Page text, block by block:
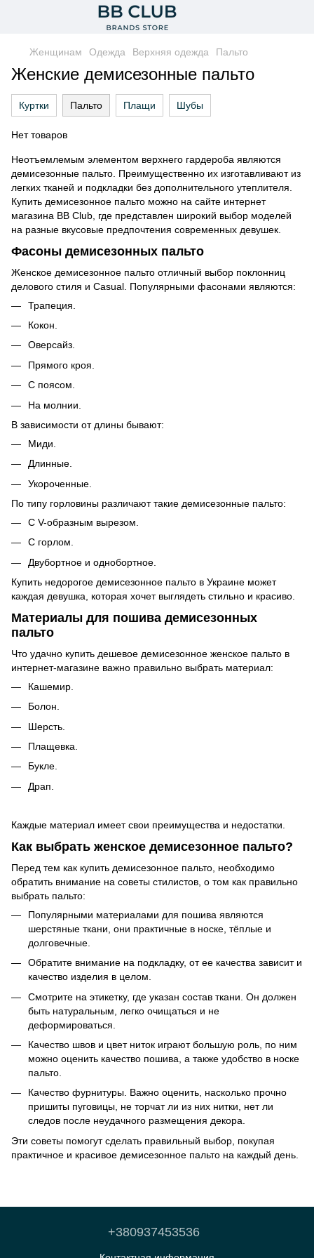
Женщинам Одежда Верхняя одежда Пальто
Женские демисезонные пальто
Куртки Пальто Плащи Шубы
Нет товаров
Неотъемлемым элементом верхнего гардероба являются
демисезонные пальто. Преимущественно их изготавливают из
легких тканей и подкладки без дополнительного утеплителя.
Купить демисезонное пальто можно на сайте интернет
магазина BB Club, где представлен широкий выбор моделей
на разные вкусовые предпочтения современных девушек.
Фасоны демисезонных пальто
Женское демисезонное пальто отличный выбор поклонниц
делового стиля и Casual. Популярными фасонами являются:
Трапеция.
Кокон.
Оверсайз.
Прямого кроя.
С поясом.
На молнии.
В зависимости от длины бывают:
Миди.
Длинные.
Укороченные.
По типу горловины различают такие демисезонные пальто:
С V-образным вырезом.
С горлом.
Двубортное и однобортное.
Купить недорогое демисезонное пальто в Украине может
каждая девушка, которая хочет выглядеть стильно и красиво.
Материалы для пошива демисезонных
пальто
Что удачно купить дешевое демисезонное женское пальто в
интернет-магазине важно правильно выбрать материал:
Кашемир.
Болон.
Шерсть.
Плащевка.
Букле.
Драп.
Каждые материал имеет свои преимущества и недостатки.
Как выбрать женское демисезонное пальто?
Перед тем как купить демисезонное пальто, необходимо
обратить внимание на советы стилистов, о том как правильно
выбрать пальто:
Популярными материалами для пошива являются
шерстяные ткани, они практичные в носке, тёплые и
долговечные.
Обратите внимание на подкладку, от ее качества зависит и
качество изделия в целом.
Смотрите на этикетку, где указан состав ткани. Он должен
быть натуральным, легко очищаться и не
деформироваться.
Качество швов и цвет ниток играют большую роль, по ним
можно оценить качество пошива, а также удобство в носке
пальто.
Качество фурнитуры. Важно оценить, насколько прочно
пришиты пуговицы, не торчат ли из них нитки, нет ли
следов после неудачного размещения декора.
Эти советы помогут сделать правильный выбор, покупая
практичное и красивое демисезонное пальто на каждый день.
+380937453536